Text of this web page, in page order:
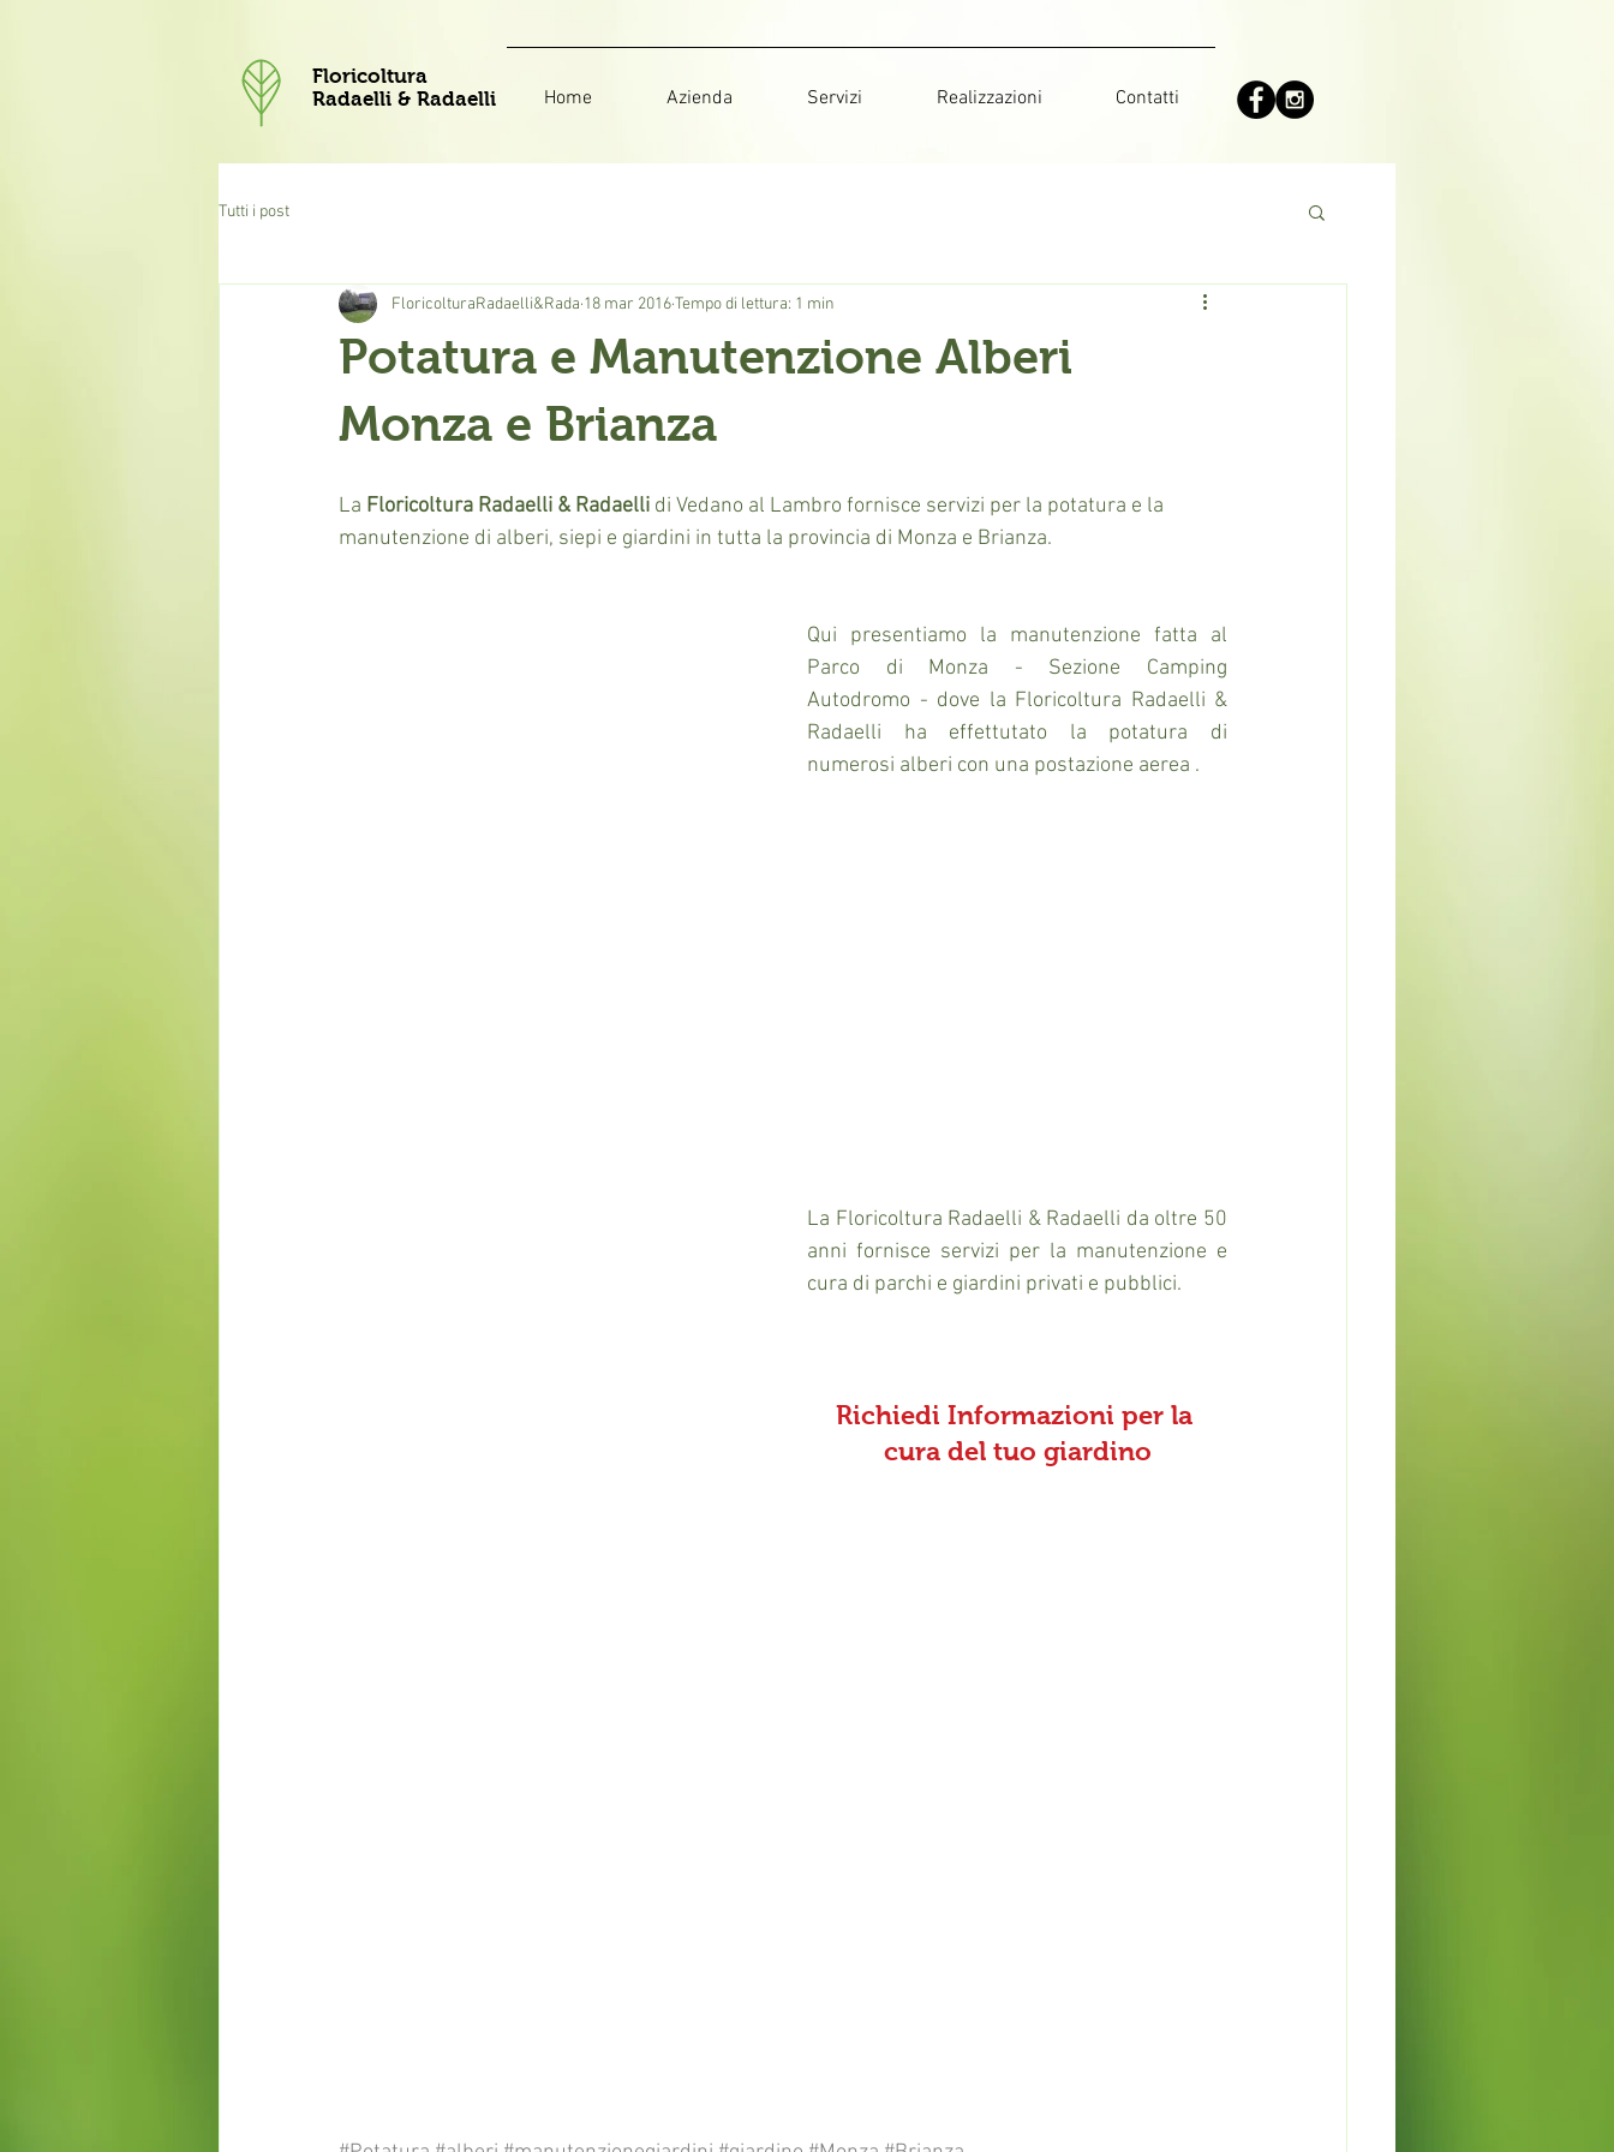
Floricoltura
Radaelli & Radaelli
Home Azienda Servizi Realizzazioni Contatti
Tutti i post
Potatura e Manutenzione Alberi
Monza e Brianza
FloricolturaRadaelli&Rada 18 mar 2016Tempo di lettura: 1 min
La Floricoltura Radaelli & Radaelli di Vedano al Lambro fornisce servizi per la potatura e la
manutenzione di alberi, siepi e giardini in tutta la provincia di Monza e Brianza.
Qui presentiamo la manutenzione fatta al
Parco di Monza - Sezione Camping
Autodromo - dove la Floricoltura Radaelli &
Radaelli ha effettutato la potatura di
numerosi alberi con una postazione aerea .
La Floricoltura Radaelli & Radaelli da oltre 50
anni fornisce servizi per la manutenzione e
cura di parchi e giardini privati e pubblici.
Richiedi Informazioni per la
cura del tuo giardino